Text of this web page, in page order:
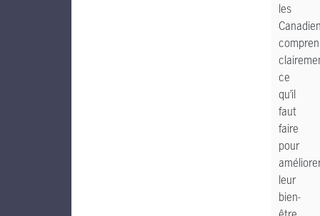
les
ce
qu’il
faut
faire
pour
leur
bien-